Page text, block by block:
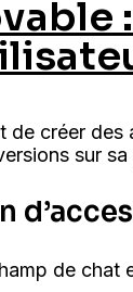
de créer
sur sa
de chat